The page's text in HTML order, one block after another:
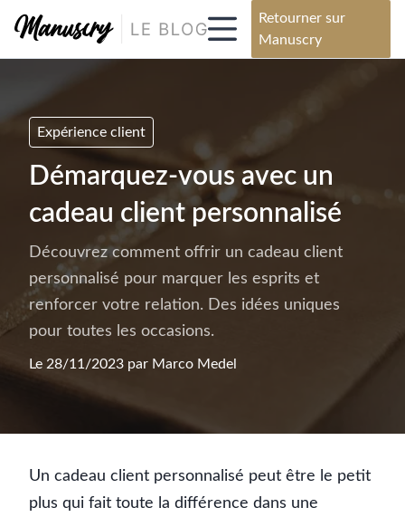
Retourner sur
Manuscry
Expérience client
Démarquez-vous avec un
cadeau client personnalisé
Découvrez comment offrir un cadeau client
personnalisé pour marquer les esprits et
renforcer votre relation. Des idées uniques
pour toutes les occasions.
Le 28/11/2023 par Marco Medel
Un cadeau client personnalisé peut être le petit
plus qui fait toute la différence dans une